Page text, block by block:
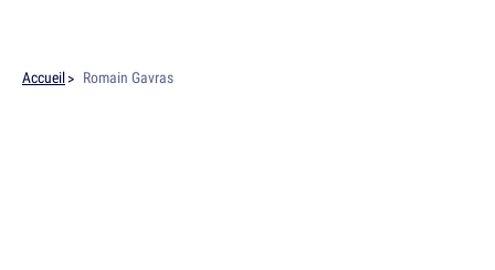
Accueil Romain Gavras